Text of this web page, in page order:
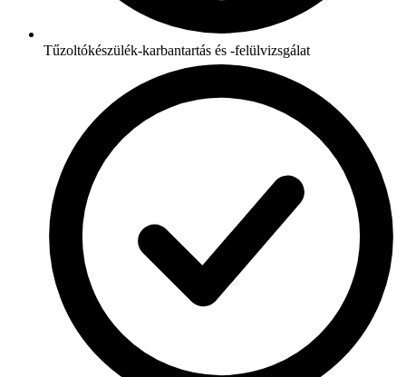
Tűzoltókészülék-karbantartás és -felülvizsgálat